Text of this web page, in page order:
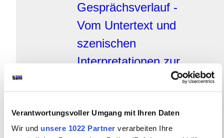
Verantwortungsvoller Umgang mit Ihren Daten
Wir und unsere 1022 Partner verarbeiten Ihre
Gesprächsverlauf -
Vom Untertext und
szenischen
Interpretationen zur
Erzähltechnische Mittel
im Überblick